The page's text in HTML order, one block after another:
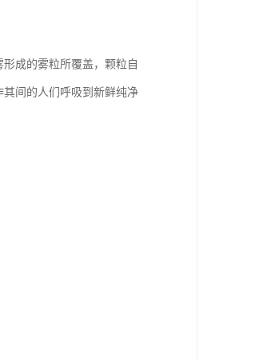
成的雾粒所覆盖，颗粒自
间的人们呼吸到新鲜纯净